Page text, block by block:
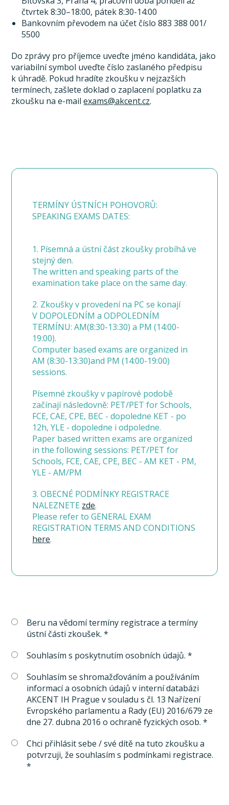
čtvrtek 8:30–18:00, pátek 8:30-14:00
Bankovním převodem na účet číslo 883 388 001/
5500
Do zprávy pro příjemce uveďte jméno kandidáta, jako
variabilní symbol uveďte číslo zaslaného předpisu
k úhradě. Pokud hradíte zkoušku v nejzazších
termínech, zašlete doklad o zaplacení poplatku za
zkoušku na e-mailexams@akcent.cz.
TERMÍNY ÚSTNÍCH POHOVORŮ:
SPEAKING EXAMS DATES:
1. Písemná a ústní část zkoušky probíhá ve
stejný den.
The written and speaking parts of the
examination take place on the same day.
2. Zkoušky v provedení na PC se konají
V DOPOLEDNÍM a ODPOLEDNÍM
TERMÍNU: AM(8:30-13:30) a PM (14:00-
19:00).
Computer based exams are organized in
AM (8:30-13:30)and PM (14:00-19:00)
sessions.
Písemné zkoušky v papírové podobě
začínají následovně: PET/PET for Schools,
FCE, CAE, CPE, BEC - dopoledne KET - po
12h, YLE - dopoledne i odpoledne.
Paper based written exams are organized
in the following sessions: PET/PET for
Schools, FCE, CAE, CPE, BEC - AM KET - PM,
YLE - AM/PM
3. OBECNÉ PODMÍNKY REGISTRACE
NALEZNETE zde.
Please refer to GENERAL EXAM
REGISTRATION TERMS AND CONDITIONS
here.
Beru na vědomí termíny registrace a termíny
ústní části zkoušek. *
Souhlasím s poskytnutím osobních údajů. *
Souhlasím se shromažďováním a používáním
informací a osobních údajů v interní databázi
AKCENT IH Prague v souladu s čl. 13 Nařízení
Evropského parlamentu a Rady (EU) 2016/679 ze
dne 27. dubna 2016 o ochraně fyzických osob. *
Chci přihlásit sebe / své dítě na tuto zkoušku a
potvrzuji, že souhlasím s podmínkami registrace.
*